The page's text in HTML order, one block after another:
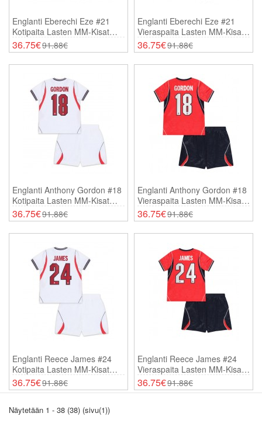
Englanti Eberechi Eze #21
Kotipaita Lasten MM-Kisat
2026 Lyhythihainen (+
Shortsit)
36.75€91.88€
Englanti Eberechi Eze #21
Vieraspaita Lasten MM-Kisat
2026 Lyhythihainen (+
Shortsit)
36.75€91.88€
Englanti Anthony Gordon #18
Kotipaita Lasten MM-Kisat
2026 Lyhythihainen (+
Shortsit)
36.75€91.88€
Englanti Anthony Gordon #18
Vieraspaita Lasten MM-Kisat
2026 Lyhythihainen (+
Shortsit)
36.75€91.88€
Englanti Reece James #24
Kotipaita Lasten MM-Kisat
2026 Lyhythihainen (+
Shortsit)
36.75€91.88€
Englanti Reece James #24
Vieraspaita Lasten MM-Kisat
2026 Lyhythihainen (+
Shortsit)
36.75€91.88€
Näytetään 1 - 38 (38) (sivu(1))